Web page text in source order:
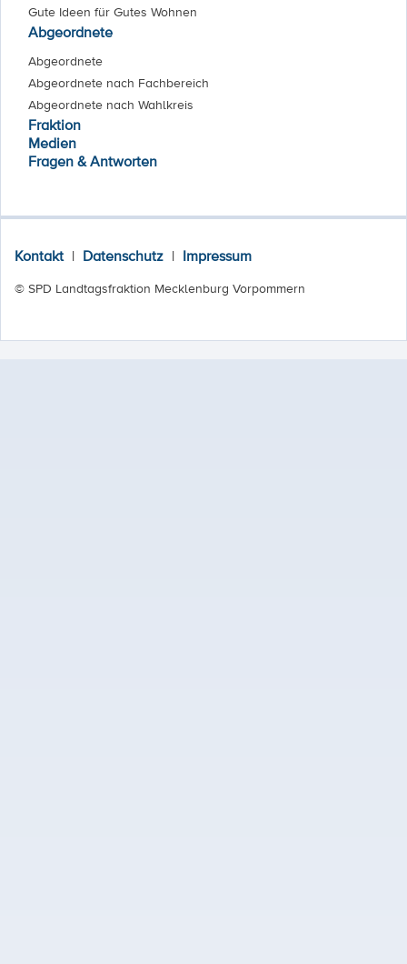
Gute Ideen für Gutes Wohnen
Abgeordnete
Abgeordnete
Abgeordnete nach Fachbereich
Abgeordnete nach Wahlkreis
Fraktion
Medien
Fragen & Antworten
Kontakt | Datenschutz | Impressum
© SPD Landtagsfraktion Mecklenburg Vorpommern